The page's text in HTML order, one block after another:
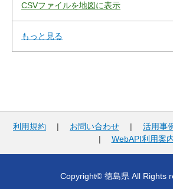
CSVファイルを地図に表示
もっと見る
利用規約 | お問い合わせ | 活用事
| WebAPI利用案
Copyright© 徳島県 All Rights